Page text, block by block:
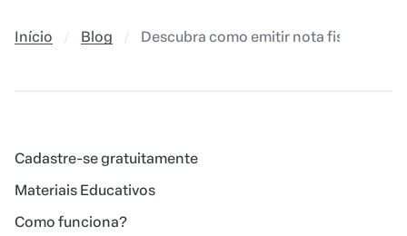
Início Blog Descubra como emitir nota fiscal
Cadastre-se gratuitamente
Materiais Educativos
Como funciona?